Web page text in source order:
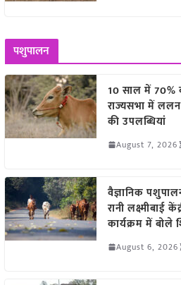
पशुपालन
10 साल में 70%
राज्यसभा में ललन
की उपलब्धियां
August 7, 2026
वैज्ञानिक
रानी लक्ष्मीबाई
कार्यक्रम में बोले
August 6, 2026